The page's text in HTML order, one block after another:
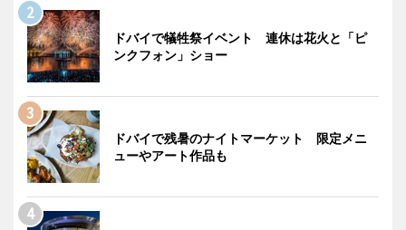
ドバイで犠牲祭イベント 連休は花火と「ピ
ンクフォン」ショー
ドバイで残暑のナイトマーケット 限定メニ
ューやアート作品も